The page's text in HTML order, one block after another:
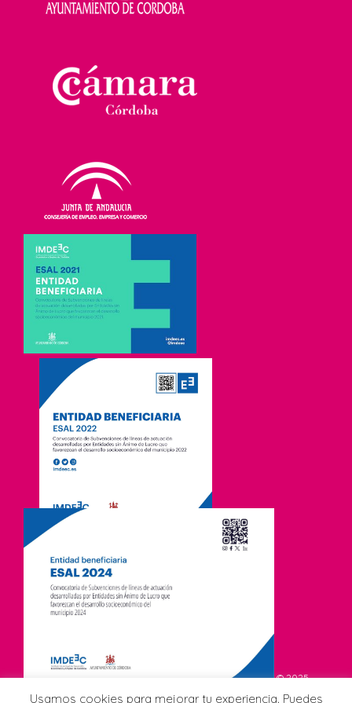
© 2025
Asociación de Comerciantes CCA Viñuela. Todos los derechos
Usamos cookies para mejorar tu experiencia. Puedes